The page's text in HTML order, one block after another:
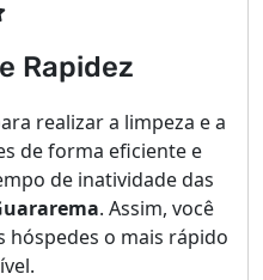
Rapidez
realizar a limpeza e a
de forma eficiente e
de inatividade das
. Assim, você
hóspedes o mais rápido